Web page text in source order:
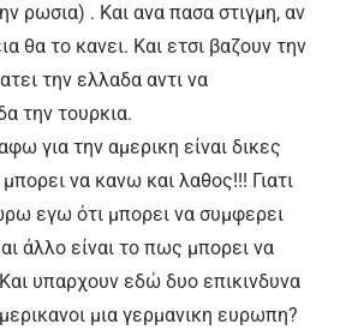
ρωσια) . Και ανα πασα στιγμη, αν
θα το κανει. Και ετσι βαζουν την
την ελλαδα αντι να
την τουρκια.
για την αμερικη είναι δικες
να κανω και λαθος!!! Γιατι
εγω ότι μπορει να συμφερει
άλλο είναι το πως μπορει να
υπαρχουν εδώ δυο επικινδυνα
μια γερμανικη ευρωπη?